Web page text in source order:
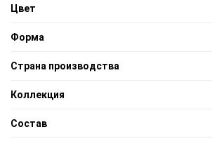
Цвет
Форма
Страна производства
Коллекция
Состав